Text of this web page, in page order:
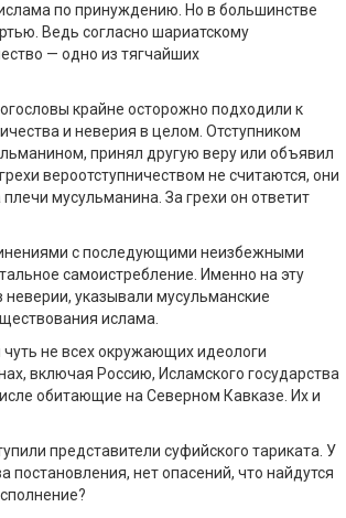
по принуждению. Но в большинстве
Ведь согласно шариатскому
— одно из тягчайших
крайне осторожно подходили к
и неверия в целом. Отступником
принял другую веру или объявил
вероотступничеством не считаются, они
мусульманина. За грехи он ответит
с последующими неизбежными
самоистребление. Именно на эту
указывали мусульманские
ислама.
не всех окружающих идеологи
включая Россию, Исламского государства
обитающие на Северном Кавказе. Их и
представители суфийского тариката. У
постановления, нет опасений, что найдутся